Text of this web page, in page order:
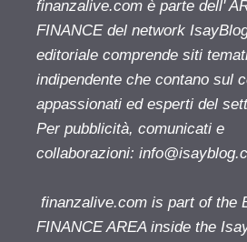
finanzalive.com è parte dell'
FINANCE del network
editoriale comprende siti
indipendente che contano sul
appassionati ed esperti del
Per pubblicità, comunicati e
collaborazioni:
finanzalive.com is part of the
FINANCE AREA inside the